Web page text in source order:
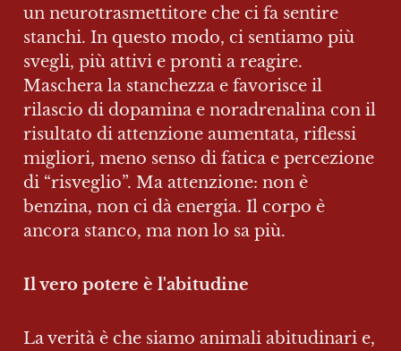
un neurotrasmettitore che ci fa sentire
stanchi. In questo modo, ci sentiamo più
svegli, più attivi e pronti a reagire.
Maschera la stanchezza e favorisce il
rilascio di dopamina e noradrenalina con il
risultato di attenzione aumentata, riflessi
migliori, meno senso di fatica e percezione
di “risveglio”. Ma attenzione: non è
benzina, non ci dà energia. Il corpo è
ancora stanco, ma non lo sa più.
Il vero potere è l'abitudine
La verità è che siamo animali abitudinari e,